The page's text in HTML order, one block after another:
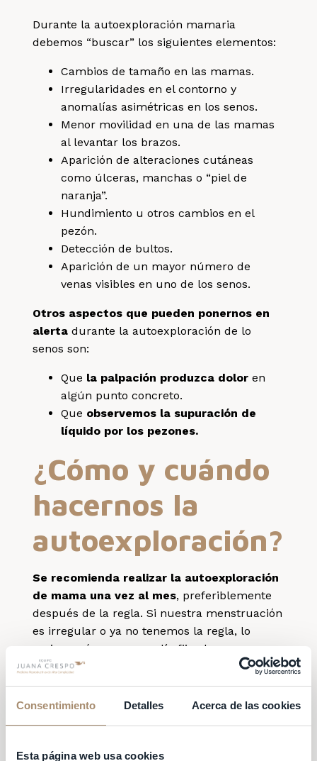
Consentimiento Detalles Acerca de las cookies
Esta página web usa cookies
Durante la autoexploración mamaria
debemos “buscar” los siguientes elementos:
Cambios de tamaño en las mamas.
Irregularidades en el contorno y
anomalías asimétricas en los senos.
Menor movilidad en una de las mamas
al levantar los brazos.
Aparición de alteraciones cutáneas
como úlceras, manchas o “piel de
naranja”.
Hundimiento u otros cambios en el
pezón.
Detección de bultos.
Aparición de un mayor número de
venas visibles en uno de los senos.
Otros aspectos que pueden ponernos en
alerta durante la autoexploración de lo
senos son:
Que la palpación produzca dolor en
algún punto concreto.
Que observemos la supuración de
líquido por los pezones.
¿Cómo y cuándo
hacernos la
autoexploración?
Se recomienda realizar la autoexploración
de mama una vez al mes, preferiblemente
después de la regla. Si nuestra menstruación
es irregular o ya no tenemos la regla, lo
mejor será marcar un día fijo al mes.
La autoexploración de los pechos tiene dos
La primera la realizaremos ante un